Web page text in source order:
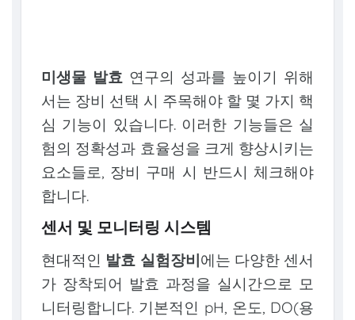
미생물 발효연구의 성과를 높이기 위해
서는 장비 선택 시 주목해야 할 몇 가지 핵
심 기능이 있습니다. 이러한 기능들은 실
험의 정확성과 효율성을 크게 향상시키는
요소들로, 장비 구매 시 반드시 체크해야
합니다.
센서 및 모니터링 시스템
현대적인 발효 실험장비에는 다양한 센서
가 장착되어 발효 과정을 실시간으로 모
니터링합니다. 기본적인 pH, 온도, DO(용